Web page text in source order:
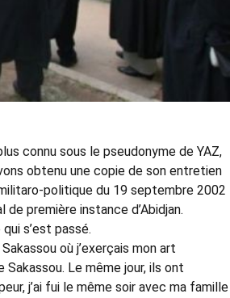
connu sous le pseudonyme de YAZ,
obtenu une copie de son entretien
politique du 19 septembre 2002
première instance d’Abidjan.
s’est passé.
où j’exerçais mon art
Le même jour, ils ont
j’ai fui le même soir avec ma famille